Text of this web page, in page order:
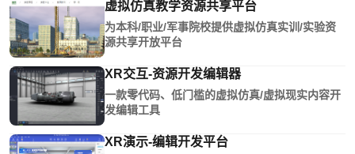
虚拟仿真教学资源共享平台
为本科/职业/军事院校提供虚拟仿真实训/实验资
源共享开放平台
XR交互-资源开发编辑器
一款零代码、低门槛的虚拟仿真/虚拟现实内容开
发编辑工具
XR演示-编辑开发平台